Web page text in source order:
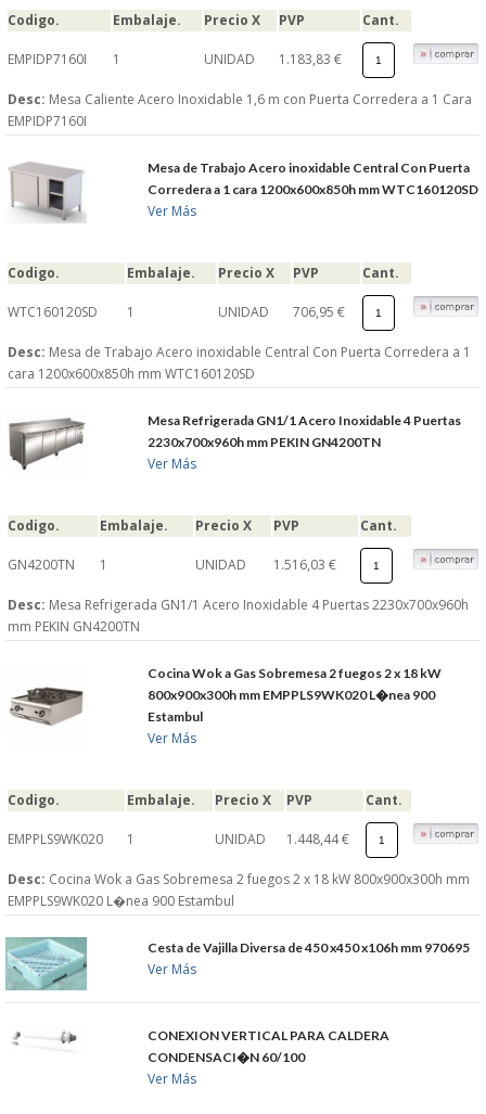
Codigo. Embalaje. Precio X PVP Cant.
EMPIDP7160I 1 UNIDAD 1.183,83 €
Desc: Mesa Caliente Acero Inoxidable 1,6 m con Puerta Corredera a 1 Cara
EMPIDP7160I
Mesa de Trabajo Acero inoxidable Central Con Puerta
Corredera a 1 cara 1200x600x850h mm WTC160120SD
Ver Más
Codigo. Embalaje. Precio X PVP Cant.
WTC160120SD 1 UNIDAD 706,95 €
Desc: Mesa de Trabajo Acero inoxidable Central Con Puerta Corredera a 1
cara 1200x600x850h mm WTC160120SD
Mesa Refrigerada GN1/1 Acero Inoxidable 4 Puertas
2230x700x960h mm PEKIN GN4200TN
Ver Más
Codigo. Embalaje. Precio X PVP Cant.
GN4200TN 1 UNIDAD 1.516,03 €
Desc: Mesa Refrigerada GN1/1 Acero Inoxidable 4 Puertas 2230x700x960h
mm PEKIN GN4200TN
Cocina Wok a Gas Sobremesa 2 fuegos 2 x 18 kW
800x900x300h mm EMPPLS9WK020 L�nea 900
Estambul
Ver Más
Codigo. Embalaje. Precio X PVP Cant.
EMPPLS9WK020 1 UNIDAD 1.448,44 €
Desc: Cocina Wok a Gas Sobremesa 2 fuegos 2 x 18 kW 800x900x300h mm
EMPPLS9WK020 L�nea 900 Estambul
Cesta de Vajilla Diversa de 450 x450 x106h mm 970695
Ver Más
CONEXION VERTICAL PARA CALDERA
CONDENSACI�N 60/100
Ver Más